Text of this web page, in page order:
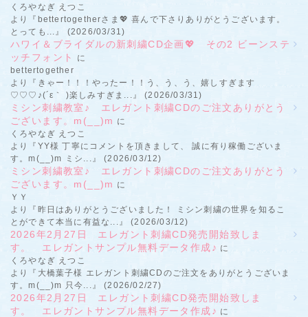
くろやなぎ えつこ
より『bettertogetherさま💖 喜んで下さりありがとうございます。
とっても...』 (2026/03/31)
ハワイ＆ブライダルの新刺繍CD企画💖 その2 ビーンステ
ッチフォント
に
bettertogether
より『きゃー！！！やったー！！う、う、う、嬉しすぎます
♡♡♡♪(´ε｀ )楽しみすぎま...』 (2026/03/31)
ミシン刺繍教室♪ エレガント刺繍CDのご注文ありがとう
ございます。m(__)m に
くろやなぎ えつこ
より『YY様 丁寧にコメントを頂きまして、 誠に有り稼働ございま
す。m(__)m ミシ...』 (2026/03/12)
ミシン刺繍教室♪ エレガント刺繍CDのご注文ありがとう
ございます。m(__)m に
ＹＹ
より『昨日はありがとうございました！ ミシン刺繍の世界を知るこ
とができて本当に有益な...』 (2026/03/12)
2026年2月27日 エレガント刺繍CD発売開始致しま
す。 エレガントサンプル無料データ作成♪ に
くろやなぎ えつこ
より『大橋葉子様 エレガント刺繍CDのご注文をありがとうございま
す。m(__)m 只今...』 (2026/02/27)
2026年2月27日 エレガント刺繍CD発売開始致しま
す。 エレガントサンプル無料データ作成♪ に